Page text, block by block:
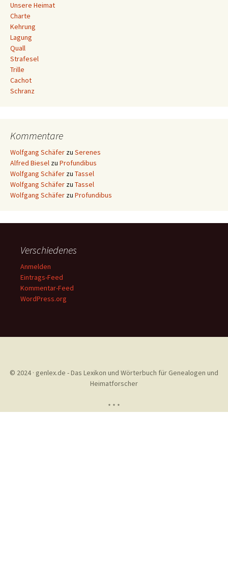
Unsere Heimat
Charte
Kehrung
Lagung
Quall
Strafesel
Trille
Cachot
Schranz
Kommentare
Wolfgang Schäfer zu Serenes
Alfred Biesel zu Profundibus
Wolfgang Schäfer zu Tassel
Wolfgang Schäfer zu Tassel
Wolfgang Schäfer zu Profundibus
Verschiedenes
Anmelden
Eintrags-Feed
Kommentar-Feed
WordPress.org
© 2024 · genlex.de - Das Lexikon und Wörterbuch für Genealogen und
Heimatforscher
* * *